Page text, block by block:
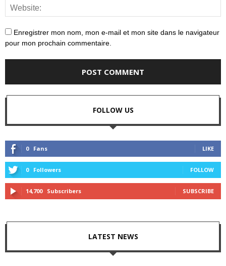
Enregistrer mon nom, mon e-mail et mon site dans le navigateur
pour mon prochain commentaire.
FOLLOW US
0 Fans LIKE
0 Followers FOLLOW
14,700 Subscribers SUBSCRIBE
LATEST NEWS